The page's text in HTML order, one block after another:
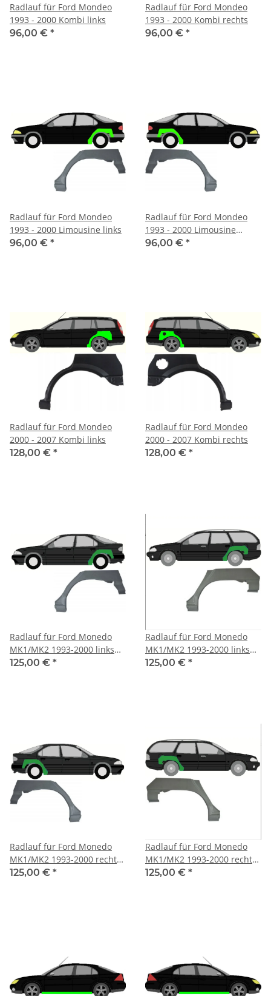
Radlauf für Ford Mondeo
1993 - 2000 Kombi links
96,00 € *
Radlauf für Ford Mondeo
1993 - 2000 Kombi rechts
96,00 € *
Radlauf für Ford Mondeo
1993 - 2000 Limousine links
96,00 € *
Radlauf für Ford Mondeo
1993 - 2000 Limousine
rechts
96,00 € *
Radlauf für Ford Mondeo
2000 - 2007 Kombi links
128,00 € *
Radlauf für Ford Mondeo
2000 - 2007 Kombi rechts
128,00 € *
Radlauf für Ford Monedo
MK1/MK2 1993-2000 links
Hatchback
125,00 € *
Radlauf für Ford Monedo
MK1/MK2 1993-2000 links
Kombi
125,00 € *
Radlauf für Ford Monedo
MK1/MK2 1993-2000 rechts
Hatchback
125,00 € *
Radlauf für Ford Monedo
MK1/MK2 1993-2000 rechts
Kombi
125,00 € *